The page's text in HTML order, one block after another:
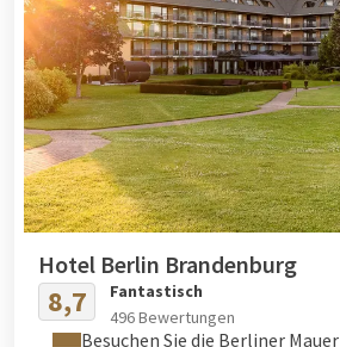
Hotel Berlin Brandenburg
8,7
Fantastisch
496 Bewertungen
Besuchen Sie die Berliner Mauer